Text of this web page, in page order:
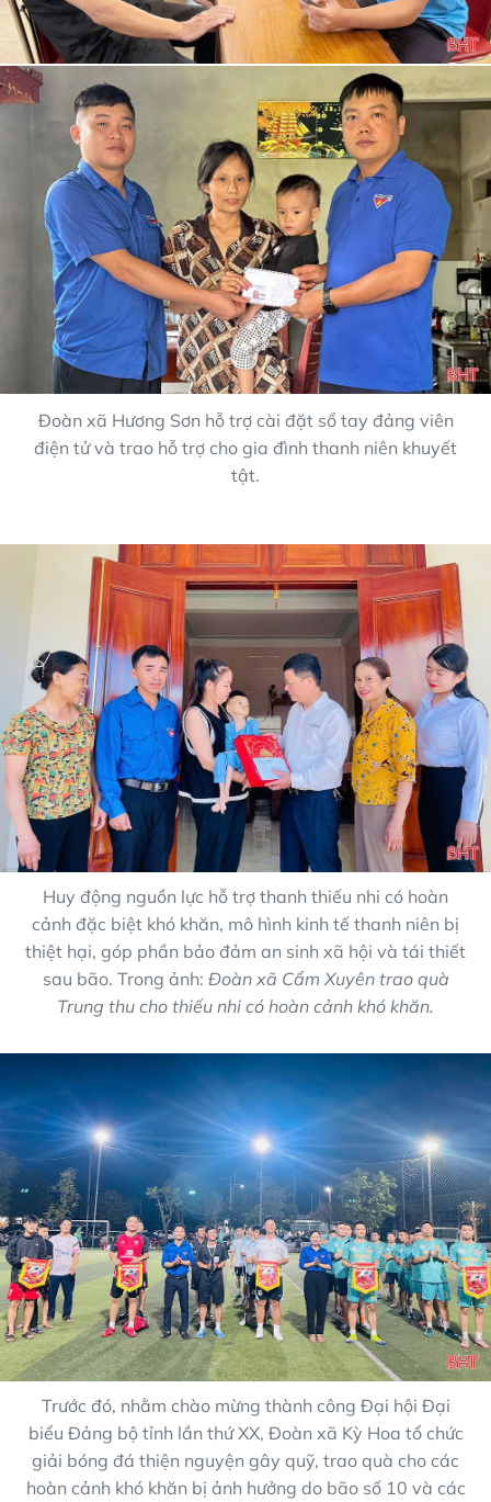
Đoàn xã Hương Sơn hỗ trợ cài đặt sổ tay đảng viên
điện tử và trao hỗ trợ cho gia đình thanh niên khuyết
tật.
Huy động nguồn lực hỗ trợ thanh thiếu nhi có hoàn
cảnh đặc biệt khó khăn, mô hình kinh tế thanh niên bị
thiệt hại, góp phần bảo đảm an sinh xã hội và tái thiết
sau bão. Trong ảnh: Đoàn xã Cẩm Xuyên trao quà
Trung thu cho thiếu nhi có hoàn cảnh khó khăn.
Trước đó, nhằm chào mừng thành công Đại hội Đại
biểu Đảng bộ tỉnh lần thứ XX, Đoàn xã Kỳ Hoa tổ chức
giải bóng đá thiện nguyện gây quỹ, trao quà cho các
hoàn cảnh khó khăn bị ảnh hưởng do bão số 10 và các